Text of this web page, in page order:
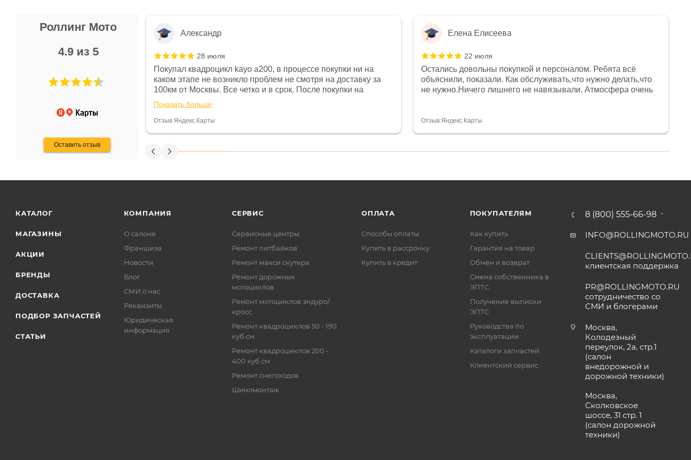
Роллинг Мото
4.9 из 5
Оставить отзыв
Не понравились условия
и дают только на год)
Александр
28 июля
Покупал квадроцикл kayo a200, в процессе покупки ни на
каком этапе не возникло проблем не смотря на доставку за
100км от Москвы. Все четко и в срок. После покупки на
спидометре всегда был 0, при этом представители магазина
постоянно были на связи и в итоге проблема была решена.
Считаю, что это говорит о небезразличии к клиенту после
Показать больше
Отзыв Яндекс.Карты
Елена Елисеева
22 июля
Остались довольны покупкой и персоналом. Ребята всё
объяснили, показали. Как обслуживать,что нужно делать,что
не нужно.Ничего лишнего не навязывали. Атмосфера очень
огромное спасибо Дмитрию, за клиентоориентированность и
Отзыв Яндекс.Карты
КАТАЛОГ
МАГАЗИНЫ
АКЦИИ
БРЕНДЫ
ДОСТАВКА
ПОДБОР ЗАПЧАСТЕЙ
СТАТЬИ
КОМПАНИЯ
О салоне
Франшиза
Новости
Блог
СМИ о нас
Реквизиты
Юридическая
информация
СЕРВИС
Сервисные центры
Ремонт питбайков
Ремонт макси скутера
Ремонт дорожных
мотоциклов
Ремонт мотоциклов эндуро/
кросс
Ремонт квадроциклов 50 - 190
куб.см
Ремонт квадроциклов 200 -
400 куб.см
Ремонт снегоходов
Шиномонтаж
ОПЛАТА
Способы оплаты
Купить в рассрочку
Купить в кредит
ПОКУПАТЕЛЯМ
Как купить
Гарантия на товар
Обмен и возврат
Смена собственника в
ЭПТС
Получение выписки
ЭПТС
Руководства по
эксплуатации
Каталоги запчастей
Клиентский сервис
8 (800) 555-66-98
INFO@ROLLINGMOTO.RU
клиентская поддержка
PR@ROLLINGMOTO.RU
сотрудничество со
СМИ и блогерами
Москва,
Колодезный
переулок, 2а, стр.1
(салон
внедорожной и
дорожной техники)
Москва,
Сколковское
шоссе, 31 стр. 1
(салон дорожной
техники)